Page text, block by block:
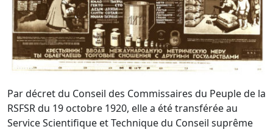
Par décret du Conseil des Commissaires du Peuple de la
RSFSR du 19 octobre 1920, elle a été transférée au
Service Scientifique et Technique du Conseil suprême